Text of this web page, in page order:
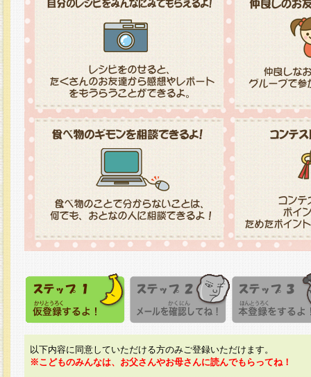
以下内容に同意していただける方のみご登録いただけます。
※こどものみんなは、お父さんやお母さんに読んでもらってね！